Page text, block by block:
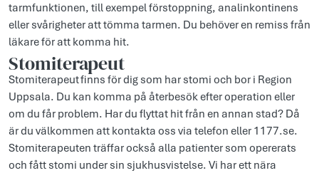
tarmfunktionen, till exempel förstoppning, analinkontinens
eller svårigheter att tömma tarmen. Du behöver en remiss från
läkare för att komma hit.
Stomiterapeut
Stomiterapeut finns för dig som har stomi och bor i Region
Uppsala. Du kan komma på återbesök efter operation eller
om du får problem. Har du flyttat hit från en annan stad? Då
är du välkommen att kontakta oss via telefon eller 1177.se.
Stomiterapeuten träffar också alla patienter som opererats
och fått stomi under sin sjukhusvistelse. Vi har ett nära